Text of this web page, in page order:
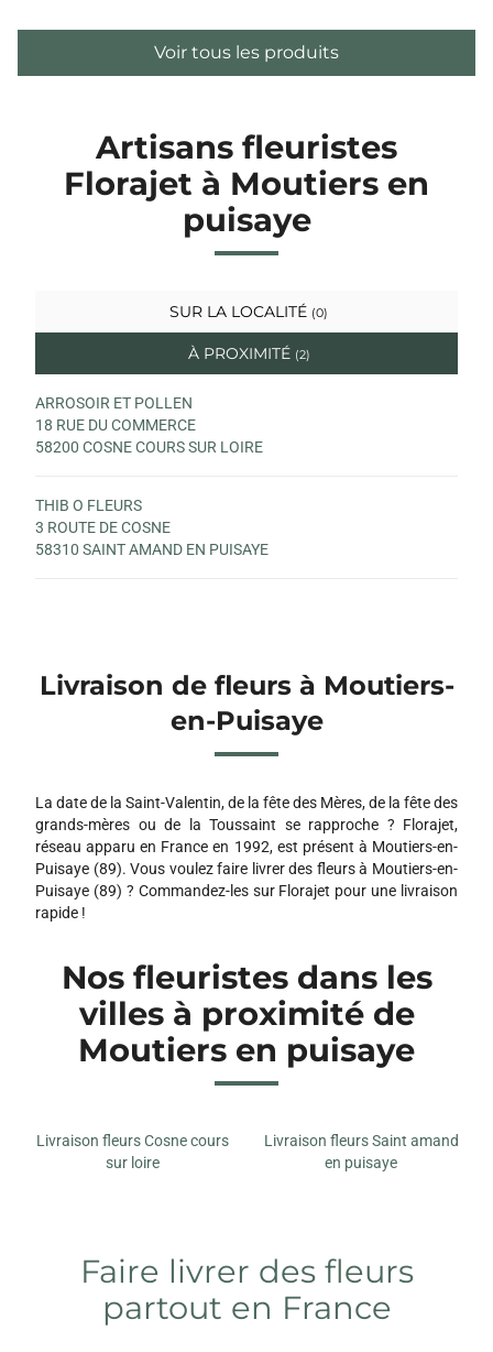
Voir tous les produits
Artisans fleuristes
Florajet à Moutiers en
puisaye
SUR LA LOCALITÉ (0)
À PROXIMITÉ (2)
ARROSOIR ET POLLEN
18 RUE DU COMMERCE
58200 COSNE COURS SUR LOIRE
THIB O FLEURS
3 ROUTE DE COSNE
58310 SAINT AMAND EN PUISAYE
Livraison de fleurs à Moutiers-
en-Puisaye
La date de la Saint-Valentin, de la fête des Mères, de la fête des
grands-mères ou de la Toussaint se rapproche ? Florajet,
réseau apparu en France en 1992, est présent à Moutiers-en-
Puisaye (89). Vous voulez faire livrer des fleurs à Moutiers-en-
Puisaye (89) ? Commandez-les sur Florajet pour une livraison
rapide !
Nos fleuristes dans les
villes à proximité de
Moutiers en puisaye
Livraison fleurs Cosne cours
sur loire
Livraison fleurs Saint amand
en puisaye
Faire livrer des fleurs
partout en France